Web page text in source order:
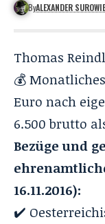
ByALEXANDER
Thomas
💰
Euro nach
6.500 brutto
Bezüge und
16.11.2016):
✔️